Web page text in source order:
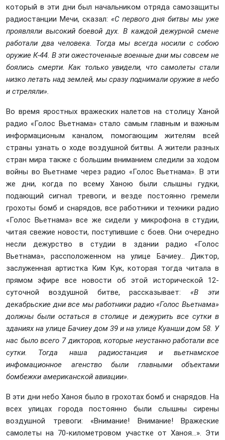
который в эти дни был начальником отряда самозащиты
радиостанции Мечи, сказал: «С первого дня битвы мы уже
проявляли высокий боевой дух. В каждой дежурной смене
работали два человека. Тогда мы всегда носили с собою
оружие К-44. В эти ожесточенные военные дни мы совсем не
боялись смерти. Как только увидели, что самолеты стали
низко летать над землей, мы сразу поднимали оружие в небо
и стреляли».
Во время яростных вражеских налетов на столицу Ханой
радио «Голос Вьетнама» стало самым главным и важным
информационым каналом, помогающим жителям всей
страны узнать о ходе воздушной битвы. А жители разных
стран мира также с большим вниманием следили за ходом
войны во Вьетнаме через радио «Голос Вьетнама». В эти
же дни, когда по всему Ханою были слышны гудки,
подающий сигнал тревоги, и везде постоянно гремели
грохоты бомб и снарядов, все работники и техники радио
«Голос Вьетнама» все же сидели у микрофона в студии,
читая свежие новости, поступившие с боев. Они очередно
несли дежурство в студии в здании радио «Голос
Вьетнама», рассположенном на улице Бачиеу... Диктор,
заслуженная артистка Ким Кук, которая тогда читала в
прямом эфире все новости об этой исторической 12-
суточной воздушной битве, рассказывает:«В эти
декабрьские дни все мы работники радио «Голос Вьетнама»
должны были остаться в столице и дежурить все сутки в
зданиях на улице Бачиеу дом 39 и на улице Куанши дом 58. У
нас было всего 7 дикторов, которые неустанно работали все
сутки. Тогда наша радиостанция и вьетнамское
инфомационное агенство были главными объектами
бомбежки американской авиации».
В эти дни небо Ханоя было в грохотах бомб и снарядов. На
всех улицах города постоянно были слышны сирены
воздушной тревоги: «Внимание! Внимание! Вражеские
самолеты на 70-километровом участке от Ханоя...». Эти